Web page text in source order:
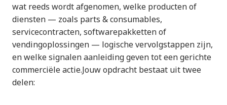
wat reeds wordt afgenomen, welke producten of
diensten — zoals parts & consumables,
servicecontracten, softwarepakketten of
vendingoplossingen — logische vervolgstappen zijn,
en welke signalen aanleiding geven tot een gerichte
commerciële actie.Jouw opdracht bestaat uit twee
delen: